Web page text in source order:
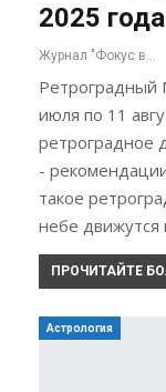
2025 года
Журнал "Фокус внимания"
Ретроградный
июля по 11
ретроградное
-
такое
небе движутся
ПРОЧИТАЙТЕ
Астрология